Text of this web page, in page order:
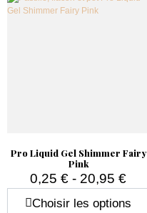
Pro Liquid Gel Shimmer Fairy
Pink
0,25 € - 20,95 €
Choisir les options